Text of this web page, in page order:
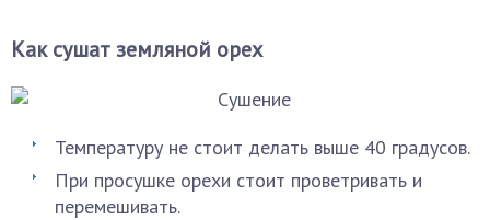
Как сушат земляной орех
Температуру не стоит делать выше 40 градусов.
При просушке орехи стоит проветривать и
перемешивать.